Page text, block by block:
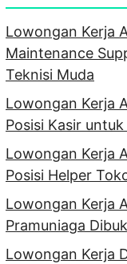
Lowongan Kerja
Maintenance
Teknisi Muda
Lowongan Kerja
Posisi Kasir
Lowongan Kerja
Posisi Helper
Lowongan Kerja
Pramuniaga
Lowongan Kerja